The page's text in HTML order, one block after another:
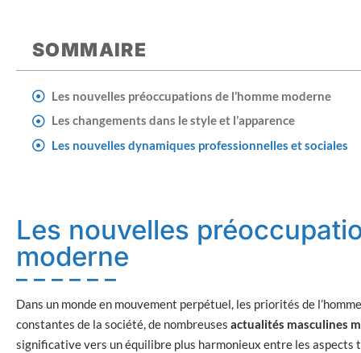
SOMMAIRE
Les nouvelles préoccupations de l’homme moderne
Les changements dans le style et l’apparence
Les nouvelles dynamiques professionnelles et sociales
Les nouvelles
moderne
Dans un monde en mouvement perpétuel, les priorités de
constantes de la société, de nombreuses actualités masculines
significative vers un équilibre plus harmonieux entre les